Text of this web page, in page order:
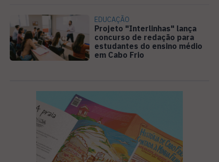
EDUCAÇÃO
Projeto "Interlinhas" lança
concurso de redação para
estudantes do ensino médio
em Cabo Frio